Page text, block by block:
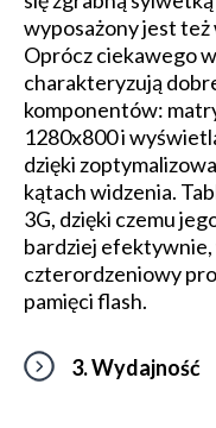
wyposażony jest
Oprócz ciekawego
charakteryzują
komponentów:
1280x800 i
dzięki
kątach widzenia.
3G, dzięki czemu
bardziej efektywnie,
czterordzeniowy
pamięci flash.
3. Wydajność